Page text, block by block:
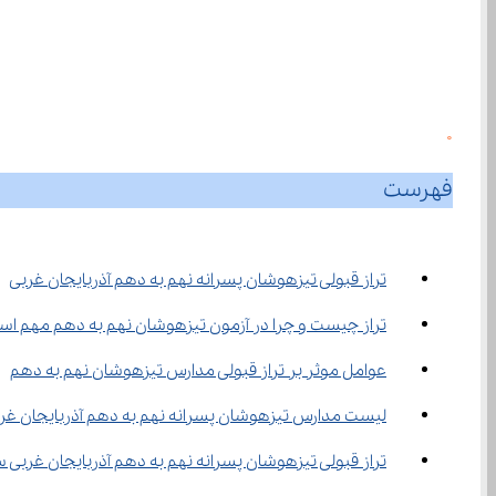
0
فهرست
تراز قبولی تیزهوشان پسرانه نهم به دهم آذربایجان غربی
تراز چیست و چرا در آزمون تیزهوشان نهم به دهم مهم
عوامل موثر بر تراز قبولی مدارس تیزهوشان نهم به دهم
لیست مدارس تیزهوشان پسرانه نهم به دهم آذربایجان
تراز قبولی تیزهوشان پسرانه نهم به دهم آذربایجان